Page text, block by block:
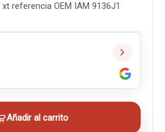
referencia OEM IAM 9136J1
Añadir al carrito